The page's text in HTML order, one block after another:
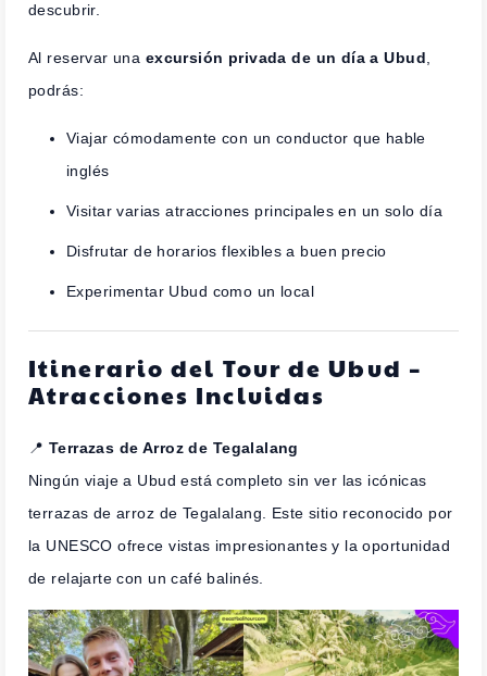
descubrir.
Al reservar una excursión privada de un día a Ubud
podrás:
Viajar cómodamente con un conductor que hable
inglés
Visitar varias atracciones principales en un solo día
Disfrutar de horarios flexibles a buen precio
Experimentar Ubud como un local
Itinerario del Tour de Ubud –
Atracciones Incluidas
📍 Terrazas de Arroz de Tegalalang
Ningún viaje a Ubud está completo sin ver las icónicas
terrazas de arroz de Tegalalang. Este sitio reconocido por
la UNESCO ofrece vistas impresionantes y la oportunidad
de relajarte con un café balinés.